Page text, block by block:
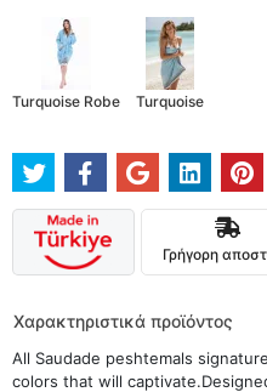
Turquoise Robe Turquoise
Γρήγορη
Χαρακτηριστικά προϊόντος
All Saudade peshtemals
colors that will